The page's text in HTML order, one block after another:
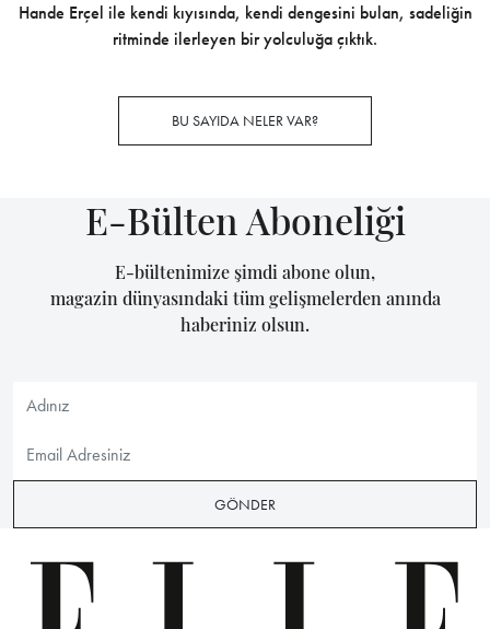
Hande Erçel ile kendi kıyısında, kendi dengesini bulan, sadeliğin
ritminde ilerleyen bir yolculuğa çıktık.
BU SAYIDA NELER VAR?
E-Bülten Aboneliği
E-bültenimize şimdi abone olun,
magazin dünyasındaki tüm gelişmelerden anında
haberiniz olsun.
GÖNDER